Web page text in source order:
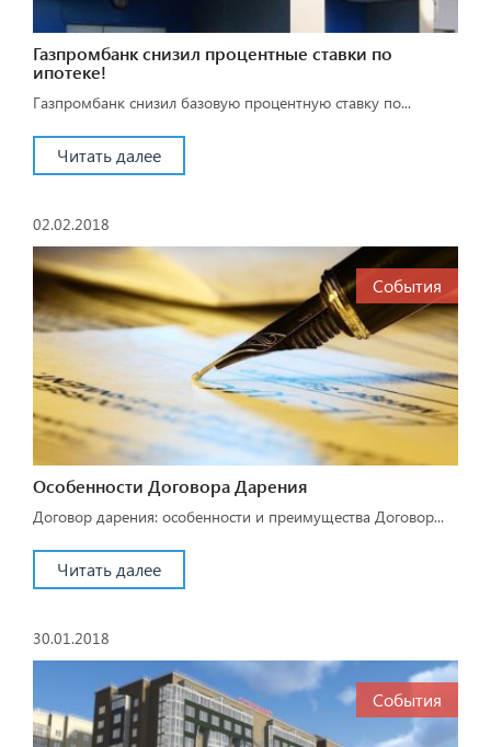
Газпромбанк снизил процентные ставки по
ипотеке!
Газпромбанк снизил базовую процентную ставку по...
Читать далее
02.02.2018
События
Особенности Договора Дарения
Договор дарения: особенности и преимущества Договор...
Читать далее
30.01.2018
События